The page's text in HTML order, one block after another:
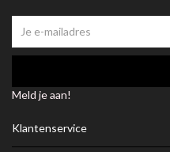
Meld je aan!
Klantenservice